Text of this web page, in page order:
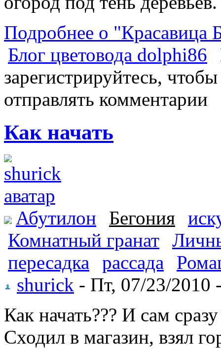
Подробнее о "Красавица
Блог цветовода dolphi86
зарегистрируйтесь,
отправлять комментарии
Как начать
Абутилон Бегония
Комнатный гранат
пересадка
рассада
shurick - Пт, 07/23/2010
Как начать??? И сам
Сходил в магазин, взял